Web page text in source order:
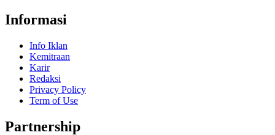
Informasi
Info Iklan
Kemitraan
Karir
Redaksi
Privacy Policy
Term of Use
Partnership